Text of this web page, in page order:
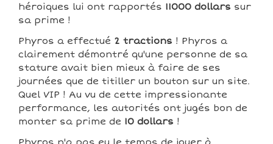
héroiques lui ont rapportés 11000 dollars sur
sa prime !
Phyros a effectué 2 tractions ! Phyros a
clairement démontré qu'une personne de sa
stature avait bien mieux à faire de ses
journées que de titiller un bouton sur un site.
Quel VIP ! Au vu de cette impressionante
performance, les autorités ont jugés bon de
monter sa prime de 10 dollars !